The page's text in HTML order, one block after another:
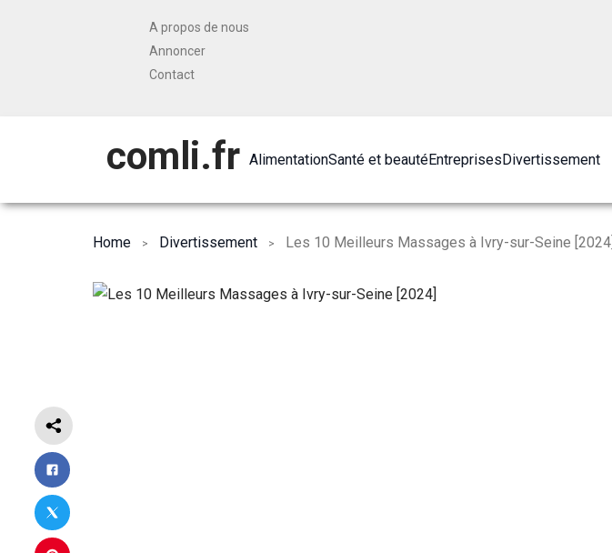
A propos de nous
Annoncer
Contact
comli.fr AlimentationSanté et beautéEntreprisesDivertissement
Home Divertissement Les 10 Meilleurs Massages à Ivry-sur-Seine [2024]